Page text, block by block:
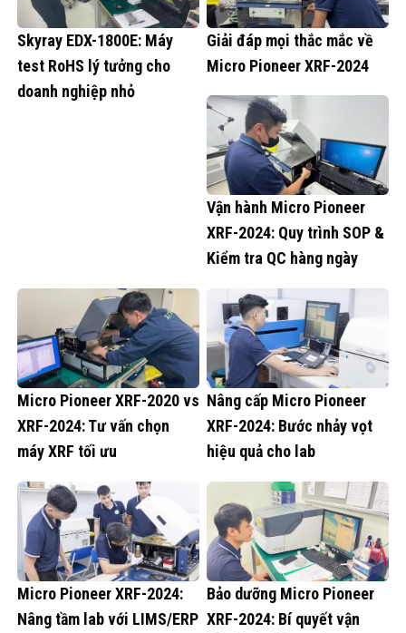
Skyray EDX-1800E: Máy
test RoHS lý tưởng cho
doanh nghiệp nhỏ
Giải đáp mọi thắc mắc về
Micro Pioneer XRF-2024
Vận hành Micro Pioneer
XRF-2024: Quy trình SOP &
Kiểm tra QC hàng ngày
Micro Pioneer XRF-2020 vs
XRF-2024: Tư vấn chọn
máy XRF tối ưu
Nâng cấp Micro Pioneer
XRF-2024: Bước nhảy vọt
hiệu quả cho lab
Micro Pioneer XRF-2024:
Nâng tầm lab với LIMS/ERP
Bảo dưỡng Micro Pioneer
XRF-2024: Bí quyết vận